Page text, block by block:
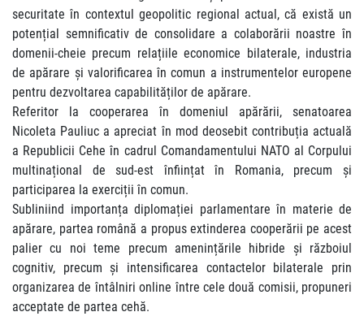
securitate în contextul geopolitic regional actual, că există un
potențial semnificativ de consolidare a colaborării noastre în
domenii-cheie precum relațiile economice bilaterale, industria
de apărare și valorificarea în comun a instrumentelor europene
pentru dezvoltarea capabilităților de apărare.
Referitor la cooperarea în domeniul apărării, senatoarea
Nicoleta Pauliuc a apreciat în mod deosebit contribuția actuală
a Republicii Cehe în cadrul Comandamentului NATO al Corpului
multinațional de sud-est înființat în Romania, precum și
participarea la exerciții în comun.
Subliniind importanța diplomației parlamentare în materie de
apărare, partea română a propus extinderea cooperării pe acest
palier cu noi teme precum amenințările hibride și războiul
cognitiv, precum și intensificarea contactelor bilaterale prin
organizarea de întâlniri online între cele două comisii, propuneri
acceptate de partea cehă.